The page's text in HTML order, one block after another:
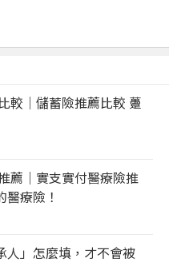
較｜儲蓄險推薦比較 躉
薦｜實支實付醫療險推
療險！
人」怎麼填，才不會被